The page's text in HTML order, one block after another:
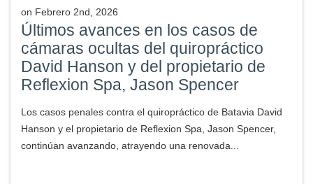
on Febrero 2nd, 2026
Últimos avances en los casos de
cámaras ocultas del quiropráctico
David Hanson y del propietario de
Reflexion Spa, Jason Spencer
Los casos penales contra el quiropráctico de Batavia David
Hanson y el propietario de Reflexion Spa, Jason Spencer,
continúan avanzando, atrayendo una renovada...